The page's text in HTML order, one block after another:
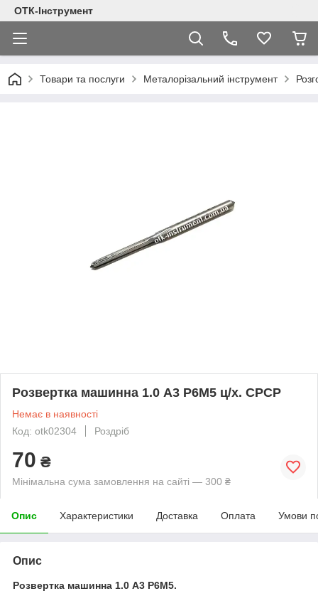
ОТК-Інструмент
Товари та послуги Металорізальний інструмент
Розвертка машинна 1.0 А3 Р6М5 ц/х. СРСР
Немає в наявності
Код: otk02304
Роздріб
70 ₴
Мінімальна сума замовлення на сайті — 300 ₴
Опис Характеристики Доставка Оплата Умови
Опис
Розвертка машинна 1.0 А3 Р6М5.